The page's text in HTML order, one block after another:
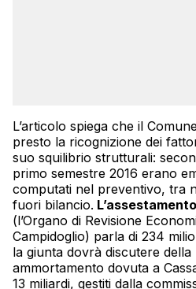
L’articolo spiega che il
presto la ricognizione dei
suo squilibrio strutturali:
primo semestre 2016 erano
computati nel preventivo, tra
fuori bilancio.
(l’Organo di Revisione
Campidoglio) parla di 234
la giunta dovrà discutere
ammortamento dovuta a
13 miliardi, gestiti dalla